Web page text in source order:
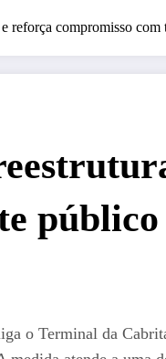
reforça compromisso
o Terminal da